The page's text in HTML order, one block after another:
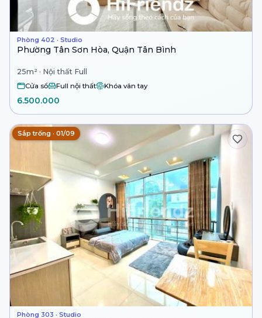
Phòng 402 · Studio
Phường Tân Sơn Hòa, Quận Tân Bình
25m² · Nội thất Full
Cửa sổ Full nội thất Khóa vân tay
6.500.000
Sắp trống · 01/09
Phòng 303 · Studio